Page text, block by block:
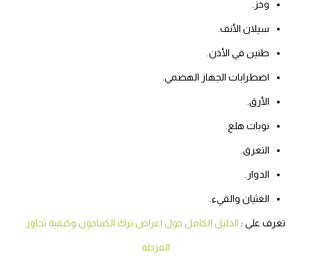
وخز.
سيلان الأنف.
طنين في الأذن.
اضطرابات الجهاز الهضمي.
الأرق.
نوبات هلع.
التعرق.
الدوار.
الغثيان والقيء.
تعرف على : الدليل الكامل حول اعراض ترك الكبتاجون وكيفية تجاوز
المرحلة